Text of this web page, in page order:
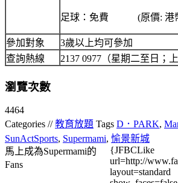
足球：免費 (原價: 港
參加對象
3歲以上均可參加
查詢熱線
2137 0977（星期二至日；
瀏覽次數
4464
Categories //教育放題 Tags D．PARK,
SunActSports, Supermami, 愉景新城
馬上成為Supermami的
Fans
{JFBCLike
url=http://
layout=standard